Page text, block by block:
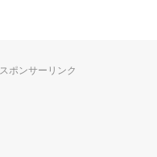
スポンサーリンク